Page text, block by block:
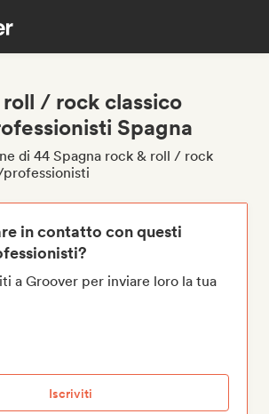
/ rock classico
Spagna
di 44 Spagna rock & roll / rock
in contatto con questi
a Groover per inviare loro la tua
Iscriviti